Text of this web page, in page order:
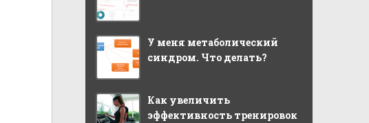
У меня метаболический
синдром. Что делать?
Как увеличить
эффективность тренировок